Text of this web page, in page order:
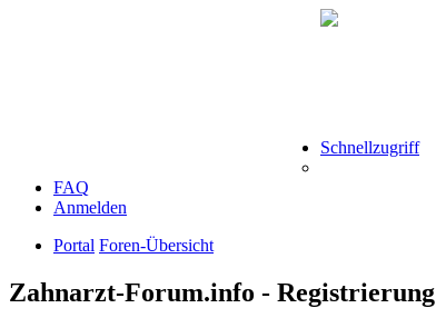
Schnellzugriff
FAQ
Anmelden
Portal Foren-Übersicht
Zahnarzt-Forum.info - Registrierung